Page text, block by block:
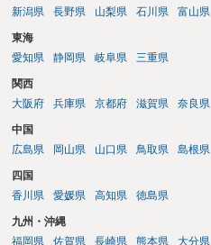
新潟県
長野県 山梨県 石川県 富山県
東海
愛知県
静岡県 岐阜県 三重県
関西
大阪府
兵庫県 京都府 滋賀県 奈良県
中国
広島県
岡山県 山口県 鳥取県 島根県
四国
香川県
愛媛県 高知県 徳島県
九州・沖縄
福岡県
佐賀県 長崎県 熊本県 大分県